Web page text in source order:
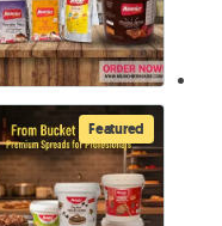
Featured